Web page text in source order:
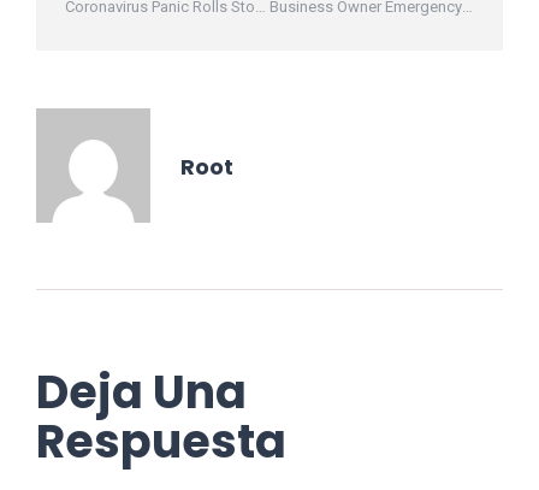
Coronavirus Panic Rolls Stock Prices to Levels Last Seen Five Months Ago
Business Owner Emergency Relief Options
Root
Deja Una
Respuesta